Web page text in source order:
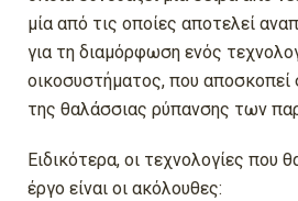
μία από τις οποίες αποτελεί
για τη διαμόρφωση ενός
οικοσυστήματος, που
της θαλάσσιας ρύπανσης των
Ειδικότερα, οι τεχνολογίες που
έργο είναι οι ακόλουθες: